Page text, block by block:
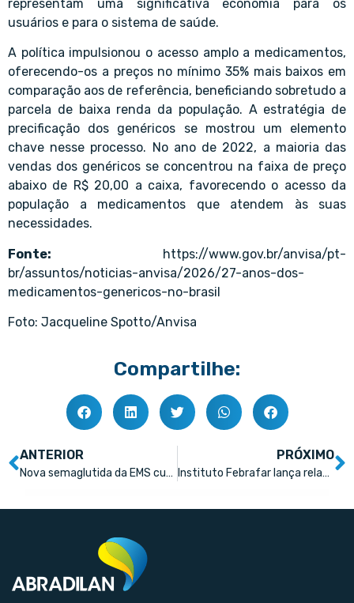
representam uma significativa economia para os
usuários e para o sistema de saúde.
A política impulsionou o acesso amplo a medicamentos,
oferecendo-os a preços no mínimo 35% mais baixos em
comparação aos de referência, beneficiando sobretudo a
parcela de baixa renda da população. A estratégia de
precificação dos genéricos se mostrou um elemento
chave nesse processo. No ano de 2022, a maioria das
vendas dos genéricos se concentrou na faixa de preço
abaixo de R$ 20,00 a caixa, favorecendo o acesso da
população a medicamentos que atendem às suas
necessidades.
Fonte:
https://www.gov.br/anvisa/pt-
br/assuntos/noticias-anvisa/2026/27-anos-dos-
medicamentos-genericos-no-brasil
Foto: Jacqueline Spotto/Anvisa
Compartilhe:
ANTERIOR
Nova semaglutida da EMS custará 30% menos que Ozempic e deve chegar às farmácias em 30 dias
PRÓXIMO
Instituto Febrafar lança relatório sobre comportamento do consumidor